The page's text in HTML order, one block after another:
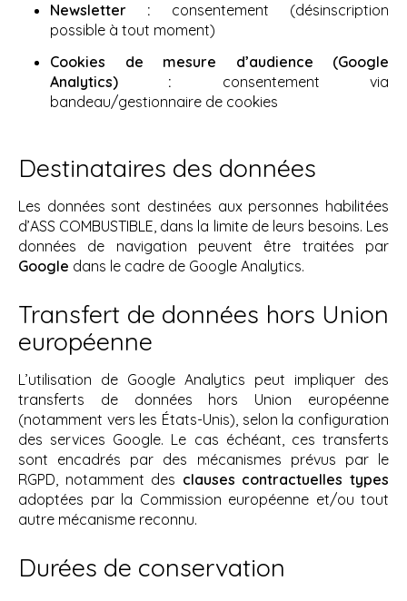
Newsletter : consentement (désinscription
possible à tout moment)
Cookies de mesure d’audience (Google
Analytics) : consentement via
bandeau/gestionnaire de cookies
Destinataires des données
Les données sont destinées aux personnes habilitées
d’ASS COMBUSTIBLE, dans la limite de leurs besoins. Les
données de navigation peuvent être traitées par
Google dans le cadre de Google Analytics.
Transfert de données hors Union
européenne
L’utilisation de Google Analytics peut impliquer des
transferts de données hors Union européenne
(notamment vers les États-Unis), selon la configuration
des services Google. Le cas échéant, ces transferts
sont encadrés par des mécanismes prévus par le
RGPD, notamment des clauses contractuelles types
adoptées par la Commission européenne et/ou tout
autre mécanisme reconnu.
Durées de conservation